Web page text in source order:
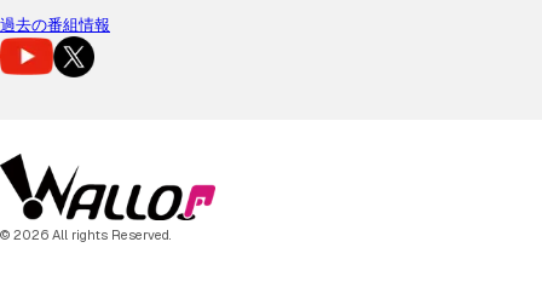
過去の番組情報
© 2026 All rights Reserved.